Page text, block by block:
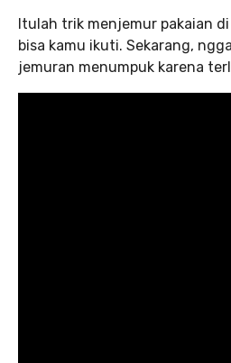
Itulah trik menjemur pakaian
bisa kamu ikuti. Sekarang,
jemuran menumpuk karena